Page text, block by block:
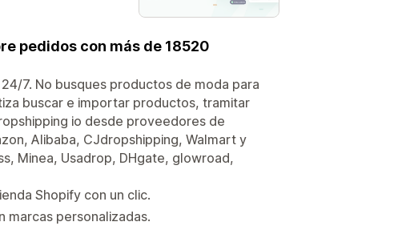
pedidos con más de 18520
7. No busques productos de moda para
buscar e importar productos, tramitar
io desde proveedores de
Alibaba, CJdropshipping, Walmart y
Minea, Usadrop, DHgate, glowroad,
Shopify con un clic.
marcas personalizadas.